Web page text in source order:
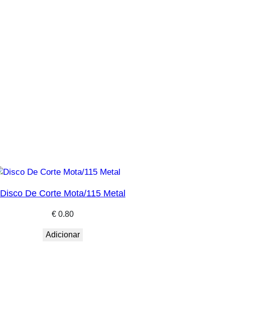
Disco De Corte Mota/115 Metal
€0.80
Adicionar